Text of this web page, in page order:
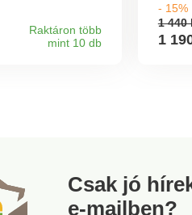
Tépőzárral
Raktáron több
mint 10 db
31,5
- 15%
1 440
1
Csak jó
e-mailben?